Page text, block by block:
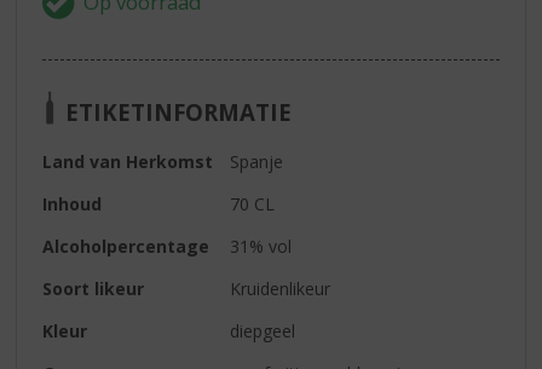
ETIKETINFORMATIE
Land van Herkomst
Spanje
Inhoud
70 CL
Alcoholpercentage
31% vol
Soort likeur
Kruidenlikeur
Kleur
diepgeel